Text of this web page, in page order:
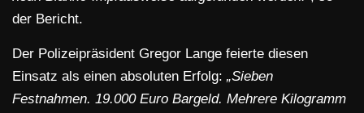
der Bericht.
Der Polizeipräsident Gregor Lange feierte diesen
Einsatz als einen absoluten Erfolg: „Sieben
Festnahmen. 19.000 Euro Bargeld. Mehrere Kilogramm